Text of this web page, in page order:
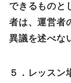
できるものと
者は、運営者
異議を述べな
５．レッスン